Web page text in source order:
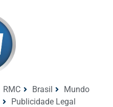
RMC Brasil
Mundo
Publicidade Legal